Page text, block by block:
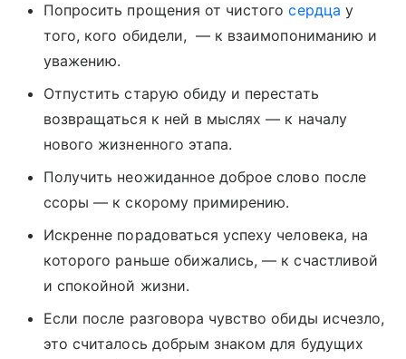
Попросить прощения от чистогосердца у
того, кого обидели, — к взаимопониманию и
уважению.
Отпустить старую обиду и перестать
возвращаться к ней в мыслях — к началу
нового жизненного этапа.
Получить неожиданное доброе слово после
ссоры — к скорому примирению.
Искренне порадоваться успеху человека, на
которого раньше обижались, — к счастливой
и спокойной жизни.
Если после разговора чувство обиды исчезло,
это считалось добрым знаком для будущих